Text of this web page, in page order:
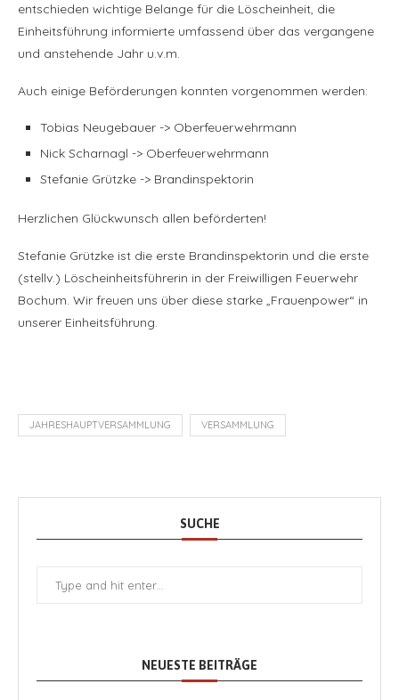
entschieden wichtige Belange für die Löscheinheit, die
Einheitsführung informierte umfassend über das vergangene
und anstehende Jahr u.v.m.
Auch einige Beförderungen konnten vorgenommen werden:
Tobias Neugebauer -> Oberfeuerwehrmann
Nick Scharnagl -> Oberfeuerwehrmann
Stefanie Grützke -> Brandinspektorin
Herzlichen Glückwunsch allen beförderten!
Stefanie Grützke ist die erste Brandinspektorin und die erste
(stellv.) Löscheinheitsführerin in der Freiwilligen Feuerwehr
Bochum. Wir freuen uns über diese starke „Frauenpower“ in
unserer Einheitsführung.
JAHRESHAUPTVERSAMMLUNG VERSAMMLUNG
SUCHE
NEUESTE BEITRÄGE